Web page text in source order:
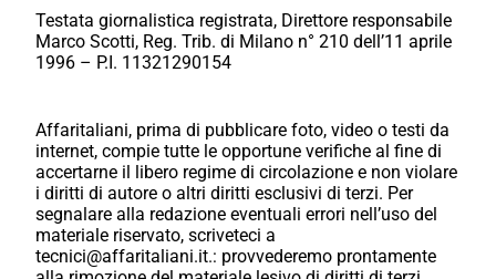
Testata giornalistica registrata, Direttore responsabile
Marco Scotti, Reg. Trib. di Milano n° 210 dell’11 aprile
1996 – P.I. 11321290154
Affaritaliani, prima di pubblicare foto, video o testi da
internet, compie tutte le opportune verifiche al fine di
accertarne il libero regime di circolazione e non violare
i diritti di autore o altri diritti esclusivi di terzi. Per
segnalare alla redazione eventuali errori nell’uso del
materiale riservato, scriveteci a
tecnici@affaritaliani.it.: provvederemo prontamente